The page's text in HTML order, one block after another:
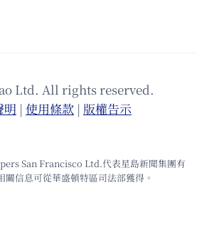
Ltd. All rights reserved.
明 | 使⽤條款 | 版權告⽰
San Francisco Ltd.代表星島新聞集團有
關信息可從華盛頓特區司法部獲得。